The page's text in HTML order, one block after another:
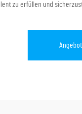
zu erfüllen und